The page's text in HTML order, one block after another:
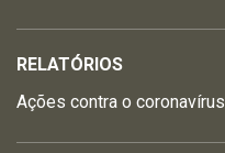
RELATÓRIOS
Ações contra o coronavírus